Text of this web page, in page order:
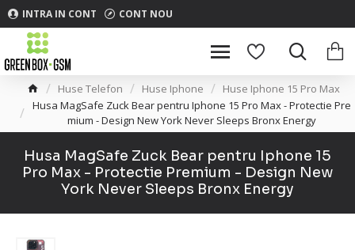
INTRA IN CONT CONT NOU
Huse Telefon Huse Iphone
Huse Iphone 15 Pro Max
Husa MagSafe Zuck Bear pentru Iphone 15 Pro Max - Protectie Pre
mium - Design New York Never Sleeps Bronx Energy
Husa MagSafe Zuck Bear pentru Iphone 15
Pro Max - Protectie Premium - Design New
York Never Sleeps Bronx Energy